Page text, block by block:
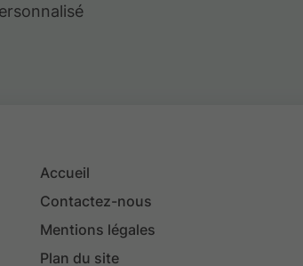
Accueil
Contactez-nous
Mentions légales
Plan du site